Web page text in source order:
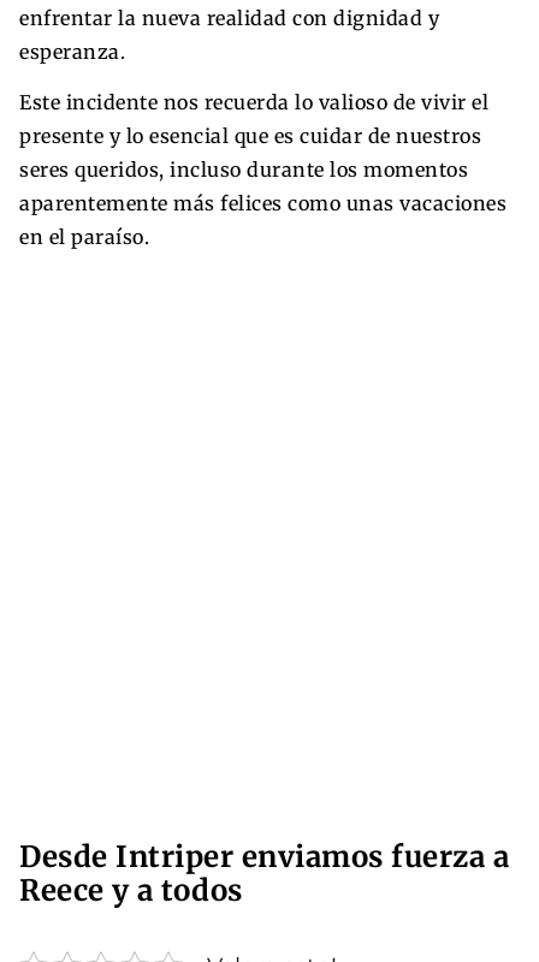
enfrentar la nueva realidad con dignidad y
esperanza.
Este incidente nos recuerda lo valioso de vivir el
presente y lo esencial que es cuidar de nuestros
seres queridos, incluso durante los momentos
aparentemente más felices como unas vacaciones
en el paraíso.
Desde Intriper enviamos fuerza a
Reece y a todos